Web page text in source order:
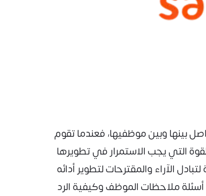
بينها وبين موظفيها، فعندما تقوم
التي يجب الاستمرار في تطويرها
الآراء والمقترحات لتطوير أدائه
ملاحظات الموظف وكيفية الرد